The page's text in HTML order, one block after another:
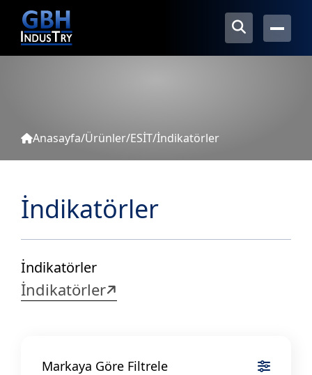
Anasayfa/Ürünler/ESİT/İndikatörler
İndikatörler
İndikatörler
İndikatörler
Markaya Göre Filtrele